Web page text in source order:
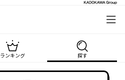
ランキング 探す